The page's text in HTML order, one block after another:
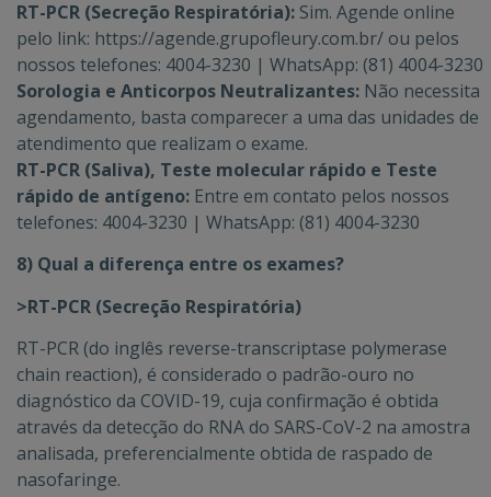
RT-PCR (Secreção Respiratória): Sim. Agende online
pelo link: https://agende.grupofleury.com.br/ ou pelos
nossos telefones: 4004-3230 | WhatsApp: (81) 4004-3230
Sorologia e Anticorpos Neutralizantes: Não necessita
agendamento, basta comparecer a uma das unidades de
atendimento que realizam o exame.
RT-PCR (Saliva), Teste molecular rápido e Teste
rápido de antígeno: Entre em contato pelos nossos
telefones: 4004-3230 | WhatsApp: (81) 4004-3230
8) Qual a diferença entre os exames?
>RT-PCR (Secreção Respiratória)
RT-PCR (do inglês reverse-transcriptase polymerase
chain reaction), é considerado o padrão-ouro no
diagnóstico da COVID-19, cuja confirmação é obtida
através da detecção do RNA do SARS-CoV-2 na amostra
analisada, preferencialmente obtida de raspado de
nasofaringe.